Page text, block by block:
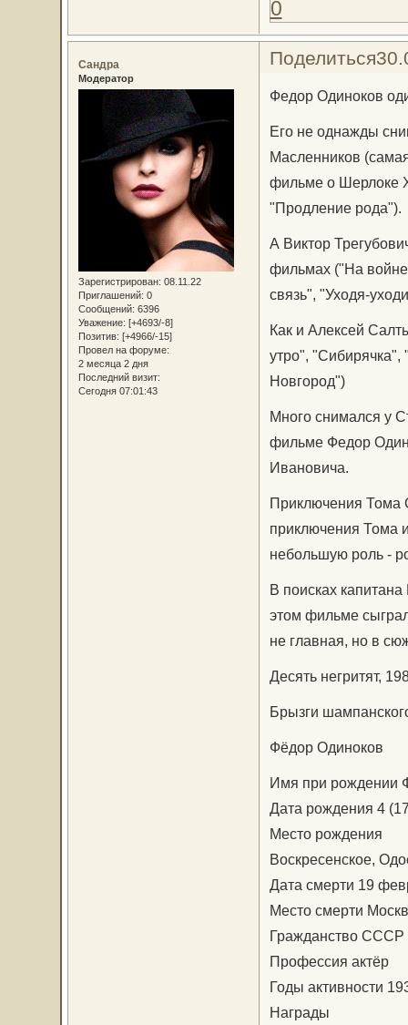
0
Поделиться
Сандра
Модератор
Зарегистрирован: 08.11.22
Приглашений: 0
Сообщений: 6396
Уважение: [+4693/-8]
Позитив: [+4966/-15]
Провел на форуме:
2 месяца 2 дня
Последний визит:
Сегодня 07:01:43
Федор Одиноков
Его не однажды
Масленников
фильме о Шерлоке
"Продление рода").
А Виктор
фильмах ("На
связь", "Уходя-
Как и Алексей
утро",
Новгород")
Много снимался у
фильме Федор
Ивановича.
Приключения Тома
приключения Тома
небольшую роль -
В поисках
этом фильме
не главная, но в
Десять негритят,
Брызги
Фёдор Одиноков
Имя при рождении
Дата рождения 4
Место рождения
Воскресенское,
Дата смерти 19
Место смерти
Гражданство
Профессия актёр
Годы активности
Награды